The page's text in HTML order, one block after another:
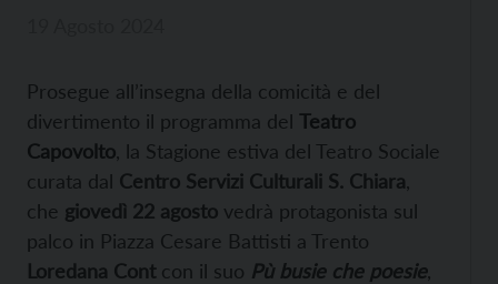
Prosegue all’insegna della comicità e del
divertimento il programma del Teatro
Capovolto , la Stagione estiva del Teatro Sociale
curata dal Centro Servizi Culturali S. Chiara
che giovedì 22 agosto vedrà protagonista sul
palco in Piazza Cesare Battisti a Trento
Loredana Cont con il suo Pù busie che poesie,